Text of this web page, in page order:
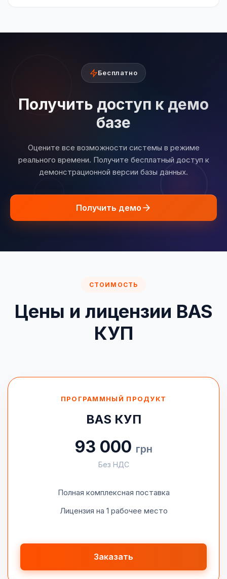
Бесплатно
Получить доступ к демо
базе
Оцените все возможности системы в режиме
реального времени. Получите бесплатный доступ к
демонстрационной версии базы данных.
Получить демо
СТОИМОСТЬ
Цены и лицензии BAS
КУП
ПРОГРАММНЫЙ ПРОДУКТ
BAS КУП
93 000 грн
Без НДС
Полная комплексная поставка
Лицензия на 1 рабочее место
Заказать